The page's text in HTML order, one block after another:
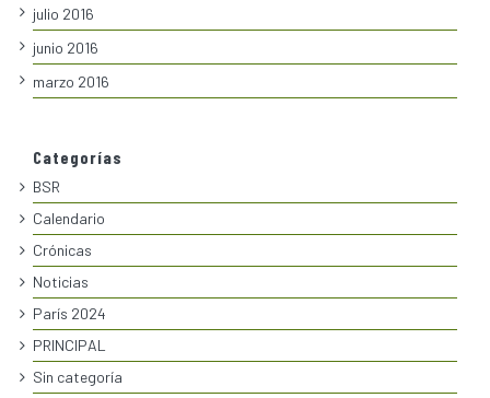
julio 2016
junio 2016
marzo 2016
Categorías
BSR
Calendario
Crónicas
Noticias
París 2024
PRINCIPAL
Sin categoría